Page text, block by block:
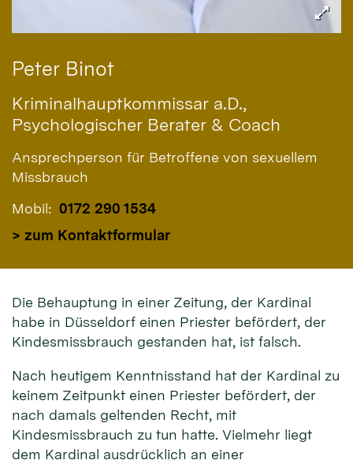
Peter Binot
Kriminalhauptkommissar a.D.,
Psychologischer Berater & Coach
Ansprechperson für Betroffene von sexuellem
Missbrauch
Mobil: 0172 290 1534
> zum Kontaktformular
Die Behauptung in einer Zeitung, der Kardinal
habe in Düsseldorf einen Priester befördert, der
Kindesmissbrauch gestanden hat, ist falsch.
Nach heutigem Kenntnisstand hat der Kardinal zu
keinem Zeitpunkt einen Priester befördert, der
nach damals geltenden Recht, mit
Kindesmissbrauch zu tun hatte. Vielmehr liegt
dem Kardinal ausdrücklich an einer